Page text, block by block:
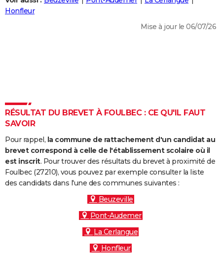
Destinations
City break
Voyage nature
Voyage de noces
Forum
Climat
+
PHOTO
Dictionnaire
Biographies
Citations
Expressions
Proverbes
PROGRAMME TV
S'inscrire
Se connecter
Lycées
Collèges
Primaires
Universités
Entreprises
Service militaire
Avis de recherche
AVIS DE DÉCÈS
FORUM
Honfleur
Mise à jour le 06/07/26
RÉSULTAT DU BREVET À FOULBEC : CE QU'IL FAUT
SAVOIR
Pour rappel, la commune de rattachement d'un candidat au
brevet correspond à celle de l'établissement scolaire où il
est inscrit. Pour trouver des résultats du brevet à proximité de
Foulbec (27210), vous pouvez par exemple consulter la liste
des candidats dans l'une des communes suivantes :
Beuzeville
Pont-Audemer
La Cerlangue
Honfleur